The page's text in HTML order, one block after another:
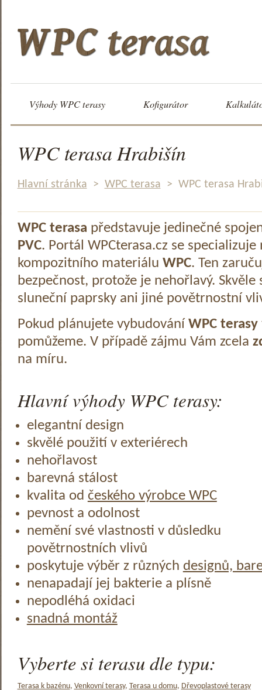
Výhody WPC terasy Kofigurátor
WPC terasa Hrabišín
Hlavní stránka > WPC terasa > WPC terasa
WPC terasa představuje jedinečné
PVC. Portál WPCterasa.cz se specializuje
kompozitního materiálu WPC. Ten
bezpečnost, protože je nehořlavý.
sluneční paprsky ani jiné povětrnostní
Pokud plánujete vybudování WPC terasy
pomůžeme. V případě zájmu Vám zcela
na míru.
Hlavní výhody WPC terasy:
elegantní design
skvělé použití v exteriérech
nehořlavost
barevná stálost
kvalita od českého výrobce WPC
pevnost a odolnost
nemění své vlastnosti v důsledku
povětrnostních vlivů
poskytuje výběr z různých designů,
nenapadají jej bakterie a plísně
nepodléhá oxidaci
snadná montáž
Vyberte si terasu dle typu:
Terasa k bazénu, Venkovní terasy, Terasa u domu, Dřevoplastové terasy